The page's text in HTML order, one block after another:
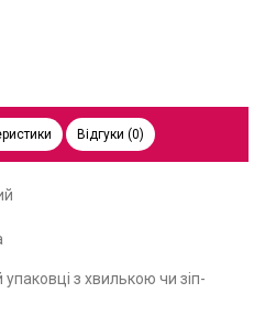
Відгуки (0)
упаковці з хвилькою чи зіп-